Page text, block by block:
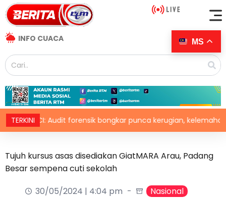
INFO CUACA
TERKINI
RCI: Audit forensik bongkar punca kerugian, kelemahan tadbir
Tujuh kursus asas disediakan GiatMARA Arau, Padang
Besar sempena cuti sekolah
30/05/2024 | 4:04 pm
Nasional
MS